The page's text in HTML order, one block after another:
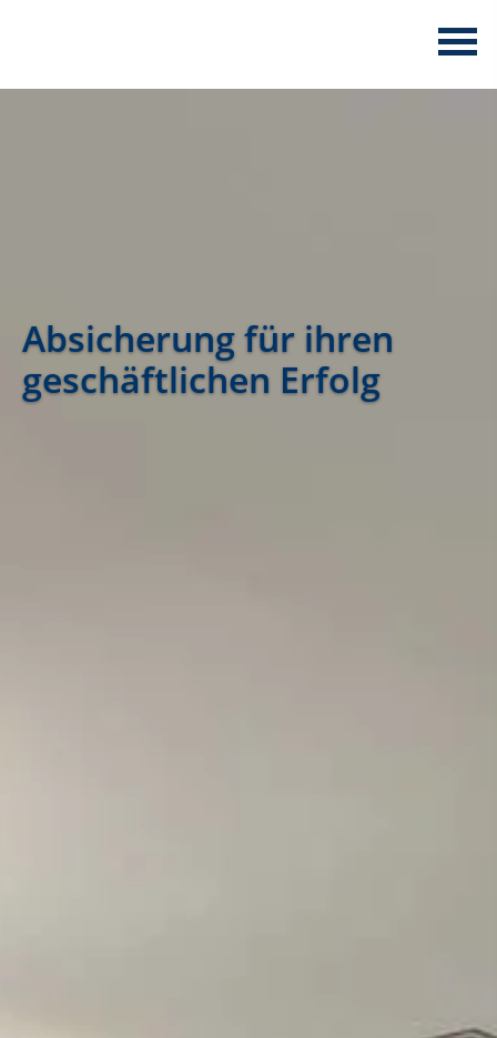
Absicherung für ihren
geschäftlichen Erfolg